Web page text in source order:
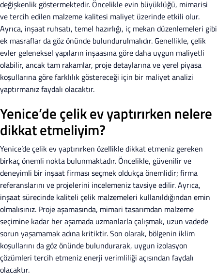
değişkenlik göstermektedir. Öncelikle evin büyüklüğü, mimarisi
ve tercih edilen malzeme kalitesi maliyet üzerinde etkili olur.
Ayrıca, inşaat ruhsatı, temel hazırlığı, iç mekan düzenlemeleri gibi
ek masraflar da göz önünde bulundurulmalıdır. Genellikle, çelik
evler geleneksel yapıların inşaasına göre daha uygun maliyetli
olabilir, ancak tam rakamlar, proje detaylarına ve yerel piyasa
koşullarına göre farklılık göstereceği için bir maliyet analizi
yaptırmanız faydalı olacaktır.
Yenice’de çelik ev yaptırırken nelere
dikkat etmeliyim?
Yenice’de çelik ev yaptırırken özellikle dikkat etmeniz gereken
birkaç önemli nokta bulunmaktadır. Öncelikle, güvenilir ve
deneyimli bir inşaat firması seçmek oldukça önemlidir; firma
referanslarını ve projelerini incelemeniz tavsiye edilir. Ayrıca,
inşaat sürecinde kaliteli çelik malzemeleri kullanıldığından emin
olmalısınız. Proje aşamasında, mimari tasarımdan malzeme
seçimine kadar her aşamada uzmanlarla çalışmak, uzun vadede
sorun yaşamamak adına kritiktir. Son olarak, bölgenin iklim
koşullarını da göz önünde bulundurarak, uygun izolasyon
çözümleri tercih etmeniz enerji verimliliği açısından faydalı
olacaktır.